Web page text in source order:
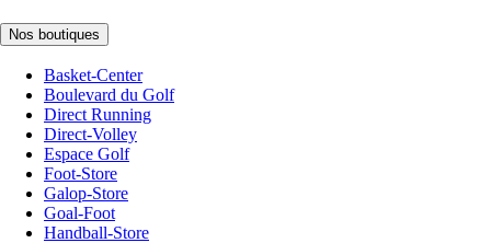
Nos boutiques
Basket-Center
Boulevard du Golf
Direct Running
Direct-Volley
Espace Golf
Foot-Store
Galop-Store
Goal-Foot
Handball-Store